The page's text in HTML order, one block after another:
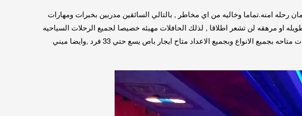
الحافله بالسائق لضمان رحله امنه.تماما وخاليه من اي مخاطر , بالتالي السائقين مدربين بخبرات ومهارات
او مرهقه لن تشعر اطلاقا , لذلك الحافلات مهيئه خصيصا لجميع الرحلات السياحيه
وملائمه لجميع طرق السفر, بالتالي الباصات متاحه باحدث الموديلات منالدوليه كار للنقل السياحي , الباصات متاحه بجميع الانواع وبجميع الاعداد متاح ايجار باص يسع حتي 33 فرد ,وايضا ميني